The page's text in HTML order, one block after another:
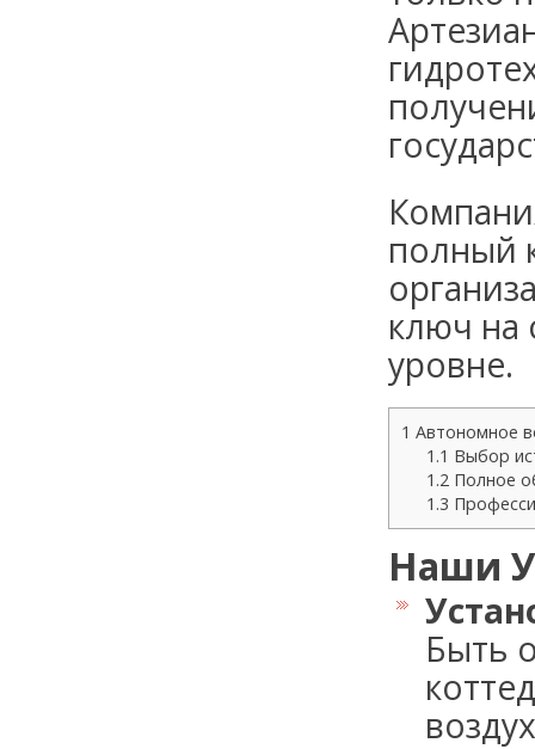
полный
ключ на
уровне.
1 Автономное
1.1 Выбор
1.2 Полное
1.3
Наши
Быть